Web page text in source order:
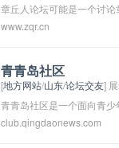
是某个团体或组织的名称
为大家交流和学习的好地方。
章丘人论坛可能是一个讨
章丘当地居民之间想法和观
化活动、生活经验等方面的
进行互动和讨论。该论坛可
居民之间提供信息交流和
www.zqr.cn
青青岛社区
[地方网站/山东/论坛交友]
青青岛社区是一个面向青
台，旨在提供健康、积极、
club.qingdaonews.com